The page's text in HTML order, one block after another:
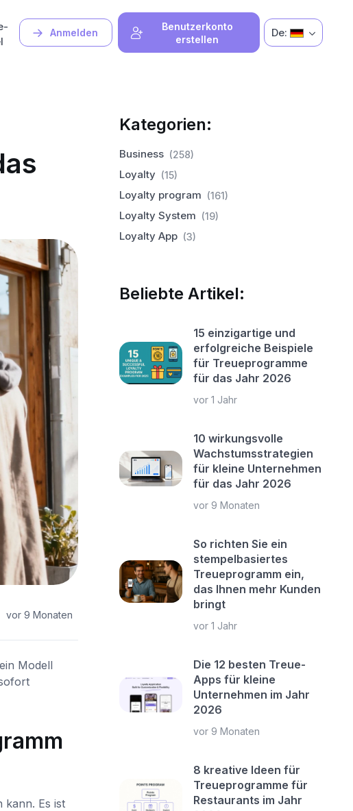
Anmelden
Benutzerkonto
erstellen
De:
vor 9 Monaten
Modell
kann. Es ist
Kategorien:
Business (258)
Loyalty (15)
Loyalty program (161)
Loyalty System (19)
Loyalty App (3)
Beliebte Artikel:
15 einzigartige und
erfolgreiche Beispiele
für Treueprogramme
für das Jahr 2026
vor 1 Jahr
10 wirkungsvolle
Wachstumsstrategien
für kleine Unternehmen
für das Jahr 2026
vor 9 Monaten
So richten Sie ein
stempelbasiertes
Treueprogramm ein,
das Ihnen mehr Kunden
bringt
vor 1 Jahr
Die 12 besten Treue-
Apps für kleine
Unternehmen im Jahr
2026
vor 9 Monaten
8 kreative Ideen für
Treueprogramme für
Restaurants im Jahr